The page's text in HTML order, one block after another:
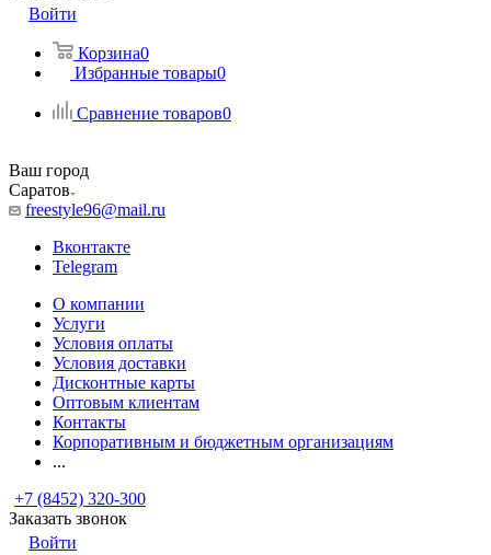
Войти
Корзина0
Избранные товары0
Сравнение товаров0
Ваш город
Саратов
freestyle96@mail.ru
Вконтакте
Telegram
О компании
Услуги
Условия оплаты
Условия доставки
Дисконтные карты
Оптовым клиентам
Контакты
Корпоративным и бюджетным организациям
...
+7 (8452) 320-300
Заказать звонок
Войти